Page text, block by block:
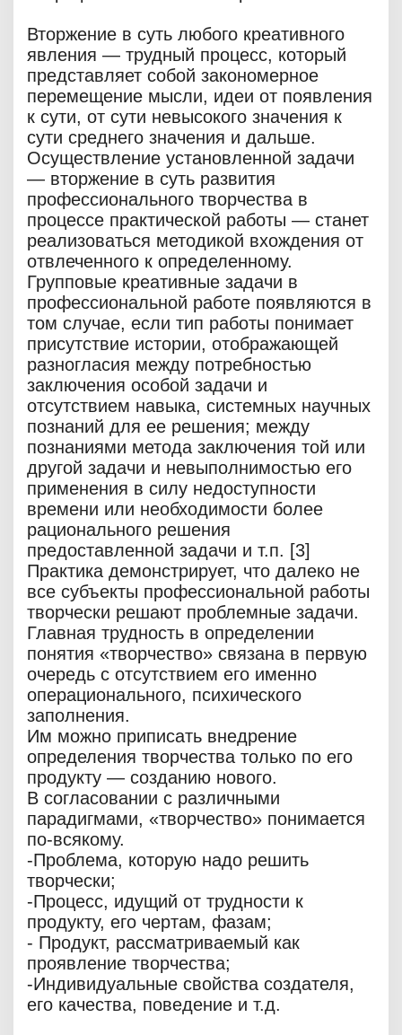
Вторжение в суть любого креативного
явления — трудный процесс, который
представляет собой закономерное
перемещение мысли, идеи от появления
к сути, от сути невысокого значения к
сути среднего значения и дальше.
Осуществление установленной задачи
— вторжение в суть развития
профессионального творчества в
процессе практической работы — станет
реализоваться методикой вхождения от
отвлеченного к определенному.
Групповые креативные задачи в
профессиональной работе появляются в
том случае, если тип работы понимает
присутствие истории, отображающей
разногласия между потребностью
заключения особой задачи и
отсутствием навыка, системных научных
познаний для ее решения; между
познаниями метода заключения той или
другой задачи и невыполнимостью его
применения в силу недоступности
времени или необходимости более
рационального решения
предоставленной задачи и т.п. [3]
Практика демонстрирует, что далеко не
все субъекты профессиональной работы
творчески решают проблемные задачи.
Главная трудность в определении
понятия «творчество» связана в первую
очередь с отсутствием его именно
операционального, психического
заполнения.
Им можно приписать внедрение
определения творчества только по его
продукту — созданию нового.
В согласовании с различными
парадигмами, «творчество» понимается
по-всякому.
-Проблема, которую надо решить
творчески;
-Процесс, идущий от трудности к
продукту, его чертам, фазам;
- Продукт, рассматриваемый как
проявление творчества;
-Индивидуальные свойства создателя,
его качества, поведение и т.д.